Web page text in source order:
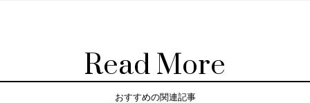
Read More
おすすめの関連記事